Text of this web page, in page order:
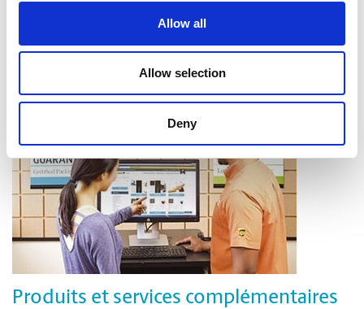
Allow all
Allow selection
Deny
Découpage et perçage
Produits et services complémentaires